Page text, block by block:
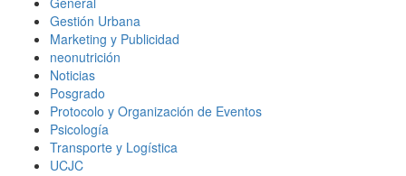
Gestión Urbana
Marketing y Publicidad
neonutrición
Noticias
Posgrado
Protocolo y Organización de Eventos
Psicología
Transporte y Logística
UCJC